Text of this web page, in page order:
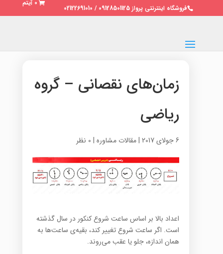
فروشگاه اینترنتی پرواز 09128501125 / 02122691010
0 آیتم
زمان‌های نقصانی – گروه
ریاضی
6 جولای 2017 |مقالات مشاوره| 0 نظر
اعداد بالا بر اساس ساعت شروع کنکور در سال گذشته
است. اگر ساعت شروع تغییر کند، بقیه‌ی ساعت‌ها به
همان اندازه، جلو یا عقب می‌روند.